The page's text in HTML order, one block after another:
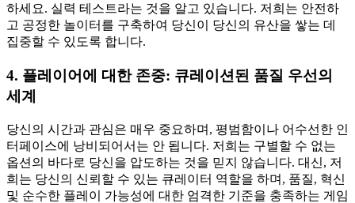
하세요. 실력 테스트라는 것을 알고 있습니다. 저희는 안전하
고 공정한 놀이터를 구축하여 당신이 당신의 유산을 쌓는 데
집중할 수 있도록 합니다.
4. 플레이어에 대한 존중: 큐레이션된 품질 우선의
세계
당신의 시간과 관심은 매우 중요하며, 평범함이나 어수선한 인
터페이스에 낭비되어서는 안 됩니다. 저희는 구별할 수 없는
옵션의 바다로 당신을 압도하는 것을 믿지 않습니다. 대신, 저
희는 당신의 신뢰할 수 있는 큐레이터 역할을 하며, 품질, 혁신
및 순수한 플레이 가능성에 대한 엄격한 기준을 충족하는 게임